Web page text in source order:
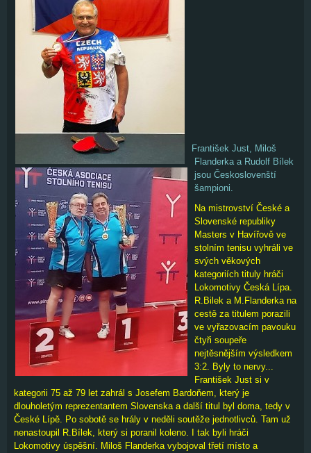
František Just, Miloš
Flanderka a Rudolf Bílek
jsou Českoslovenští
šampioni.
Na mistrovství České a
Slovenské republiky
Masters v Havířově ve
stolním tenisu vyhráli ve
svých věkových
kategoriích tituly hráči
Lokomotivy Česká Lípa.
R.Bilek a M.Flanderka na
cestě za titulem porazili
ve vyřazovacím pavouku
čtyři soupeře
nejtěsnějším výsledkem
3:2. Byly to nervy...
František Just si v
kategorii 75 až 79 let zahrál s Josefem Bardoňem, který je
dlouholetým reprezentantem Slovenska a další titul byl doma, tedy v
České Lípě. Po sobotě se hrály v neděli soutěže jednotlivců. Tam už
nenastoupil R.Bílek, který si poranil koleno. I tak byli hráči
Lokomotivy úspěšní. Miloš Flanderka vybojoval třetí místo a